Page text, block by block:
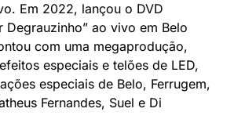
Em 2022, lançou o DVD
Degrauzinho” ao vivo em Belo
com uma megaprodução,
especiais e telões de LED,
especiais de Belo, Ferrugem,
Fernandes, Suel e Di